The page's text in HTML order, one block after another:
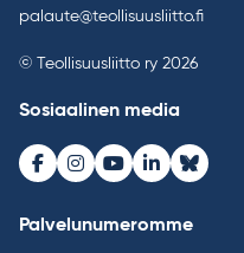
palaute@teollisuusliitto.fi
© Teollisuusliitto ry 2026
Sosiaalinen media
Facebook
Instagram
Youtube
LinkedInBluesky
Palvelunumeromme